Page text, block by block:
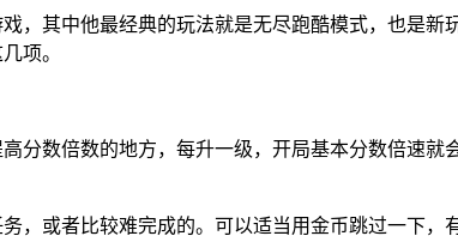
，其中他最经典的玩法就是无尽跑酷模式，也是
项。
分数倍数的地方，每升一级，开局基本分数倍速
，或者比较难完成的。可以适当用金币跳过一下